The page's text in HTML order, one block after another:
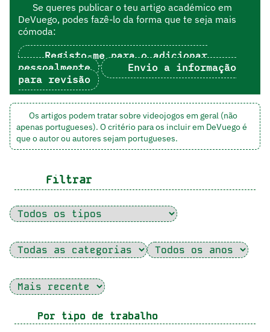
Se queres publicar o teu artigo académico em
DeVuego, podes fazê-lo da forma que te seja mais
cómoda:
Registo-me para o adicionar
pessoalmente
Envio a informação
para revisão
Os artigos podem tratar sobre videojogos em geral (não
apenas portugueses). O critério para os incluir em DeVuego é
que o autor ou autores sejam portugueses.
Filtrar
Por tipo de trabalho